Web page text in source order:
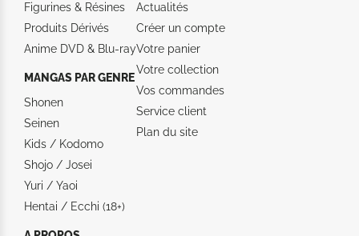
Figurines & Résines
Produits Dérivés
Anime DVD & Blu‑ray
MANGAS PAR GENRE
Shonen
Seinen
Kids / Kodomo
Shojo / Josei
Yuri / Yaoi
Hentai / Ecchi (18+)
Actualités
Créer un compte
Votre panier
Votre collection
Vos commandes
Service client
Plan du site